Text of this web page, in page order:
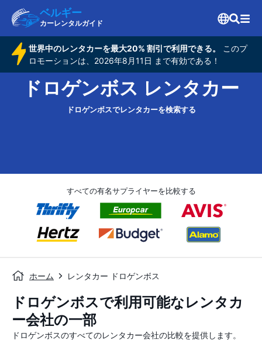
ベルギー
カーレンタルガイド
世界中のレンタカーを最大20% 割引で利用できる。
このプ
ロモーションは、2026年8月11日 まで有効である！
ドロゲンボス レンタカー
ドロゲンボスでレンタカーを検索する
すべての有名サプライヤーを比較する
ホーム レンタカー ドロゲンボス
ドロゲンボスで利用可能なレンタカ
ー会社の一部
ドロゲンボスのすべてのレンタカー会社の比較を提供します。